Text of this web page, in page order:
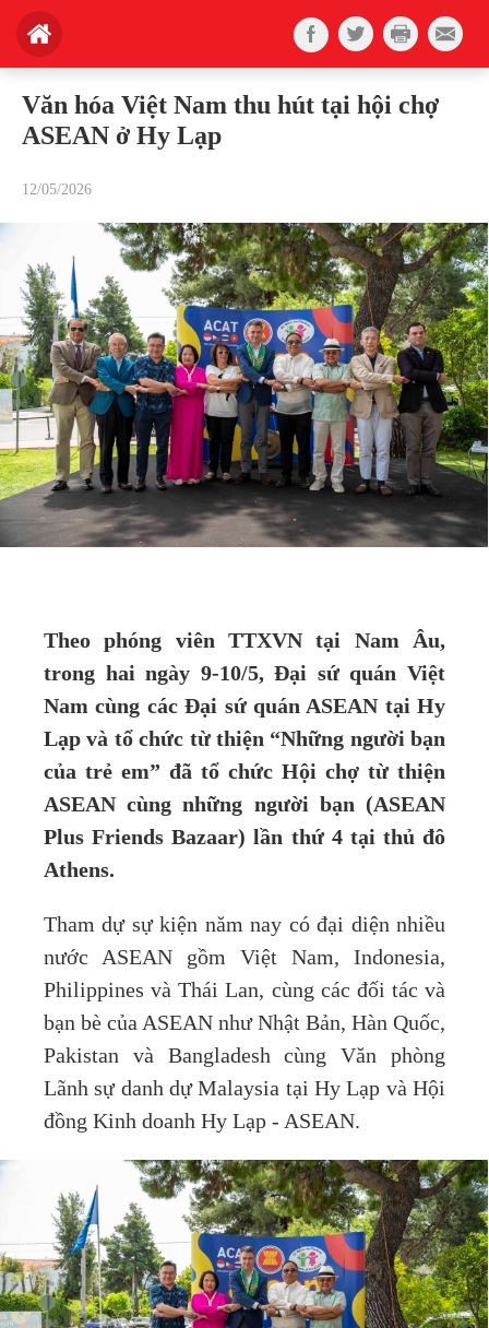
Văn hóa Việt Nam thu hút tại hội chợ
ASEAN ở Hy Lạp
12/05/2026
Theo phóng viên TTXVN tại Nam Âu,
trong hai ngày 9-10/5, Đại sứ quán Việt
Nam cùng các Đại sứ quán ASEAN tại Hy
Lạp và tổ chức từ thiện “Những người bạn
của trẻ em” đã tổ chức Hội chợ từ thiện
ASEAN cùng những người bạn (ASEAN
Plus Friends Bazaar) lần thứ 4 tại thủ đô
Athens.
Tham dự sự kiện năm nay có đại diện nhiều
nước ASEAN gồm Việt Nam, Indonesia,
Philippines và Thái Lan, cùng các đối tác và
bạn bè của ASEAN như Nhật Bản, Hàn Quốc,
Pakistan và Bangladesh cùng Văn phòng
Lãnh sự danh dự Malaysia tại Hy Lạp và Hội
đồng Kinh doanh Hy Lạp - ASEAN.